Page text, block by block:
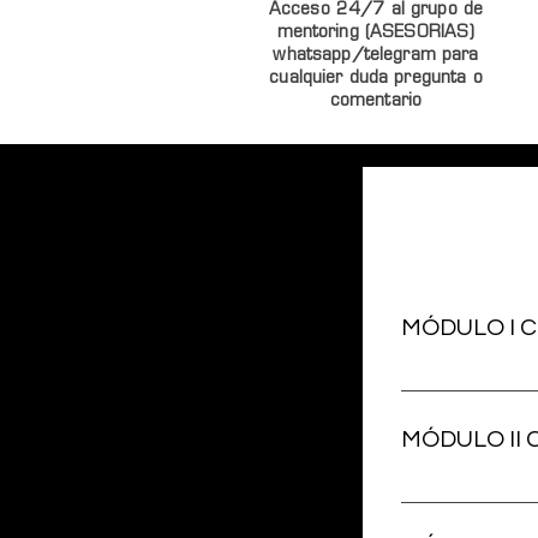
Acceso 24/7 al grupo de
mentoring (ASESORIAS)
whatsapp/telegram para
cualquier duda pregunta o
comentario
MÓDULO I
1. Uso
c. Fases de la
correcta de
MÓDULO II
1. Vaginitis 2.
Vaginitis